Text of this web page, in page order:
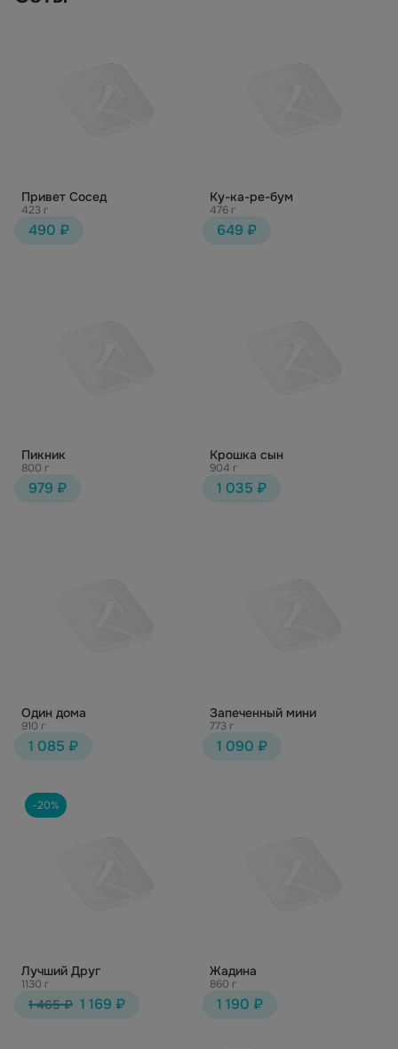
Привет Сосед
423 г
490 ₽
Ку-ка-ре-бум
476 г
649 ₽
Пикник
800 г
979 ₽
Крошка сын
904 г
1 035 ₽
Один дома
910 г
1 085 ₽
Запеченный мини
773 г
1 090 ₽
-20%
Лучший Друг
1130 г
1 465 ₽ 1 169 ₽
Жадина
860 г
1 190 ₽